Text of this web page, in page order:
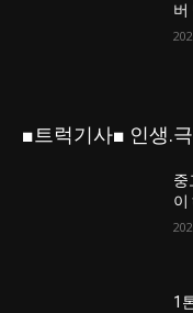
버
■트럭기사■ 인생.
중
이
1